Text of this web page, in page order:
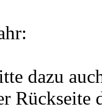
dazu
Rückseite